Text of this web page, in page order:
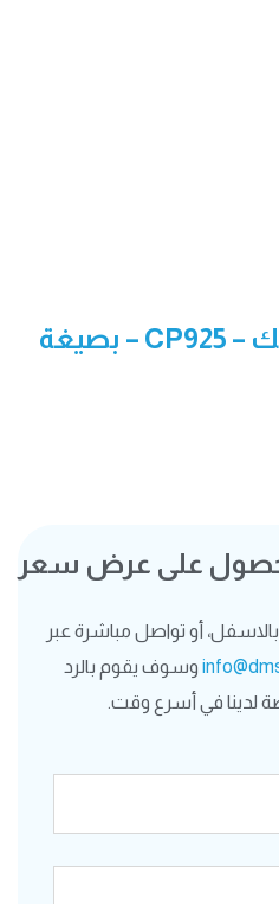
تحميل بروشور يالينك – CP925 – بصيغة
على عرض سعر
بالاسفل، أو تواصل مباشرة عبر
وسوف يقوم بالرد
لدينا في أسرع وقت.